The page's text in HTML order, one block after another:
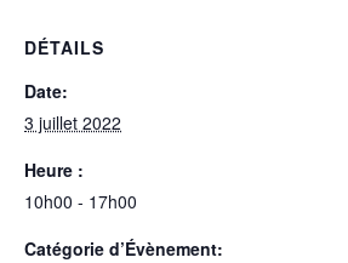
DÉTAILS
Date:
3 juillet 2022
Heure :
10h00 - 17h00
Catégorie d’Évènement: